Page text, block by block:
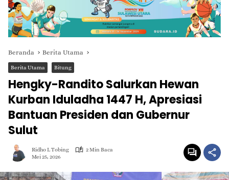
Beranda Berita Utama
Berita Utama Bitung
Hengky-Randito Salurkan Hewan
Kurban Iduladha 1447 H, Apresiasi
Bantuan Presiden dan Gubernur
Sulut
Ridho L Tobing
2 Min Baca
Mei 25, 2026